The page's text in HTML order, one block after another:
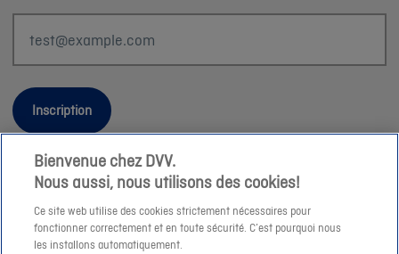
Inscription
Informations légales
Durabilité
Bienvenue chez DVV.
Nous aussi, nous utilisons des cookies!
Ce site web utilise des cookies strictement nécessaires pour
fonctionner correctement et en toute sécurité. C’est pourquoi nous
les installons automatiquement.